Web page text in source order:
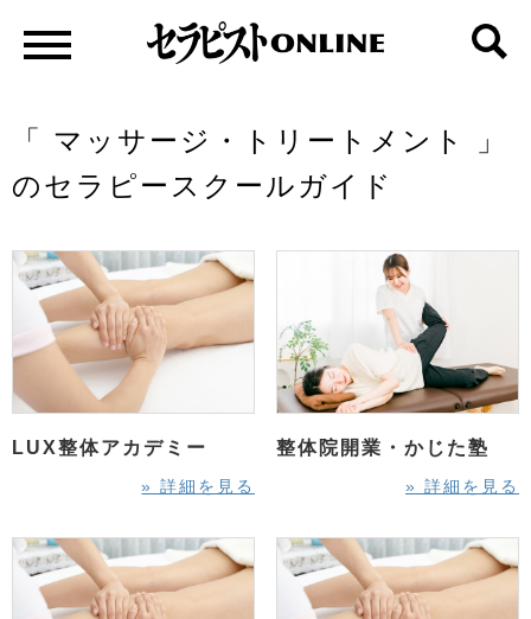
「 マッサージ・トリートメント 」
のセラピースクールガイド
LUX整体アカデミー
» 詳細を見る
整体院開業・かじた塾
» 詳細を見る